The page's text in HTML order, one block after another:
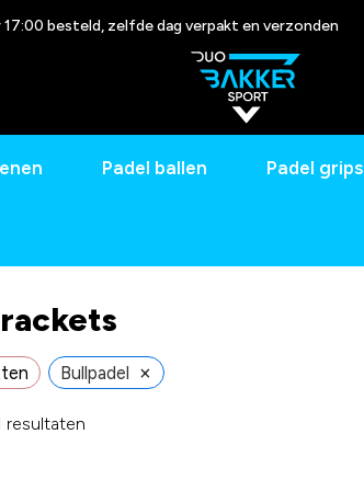
besteld, zelfde dag verpakt en verzonden
Padel ballen Padel grips
Bullpadel ×
resultaten